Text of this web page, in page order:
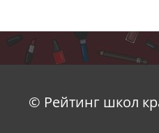
© Рейтинг школ